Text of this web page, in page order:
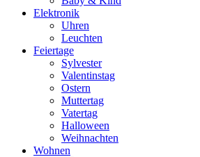
Elektronik
Uhren
Leuchten
Feiertage
Sylvester
Valentinstag
Ostern
Muttertag
Vatertag
Halloween
Weihnachten
Wohnen